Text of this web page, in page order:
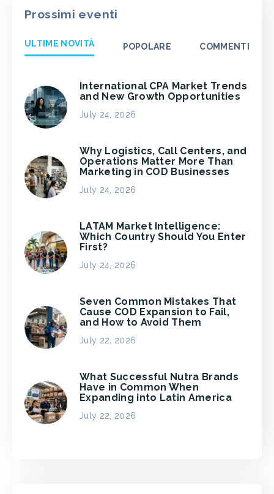
Prossimi eventi
ULTIME NOVITÀ POPOLARE COMMENTI
International CPA Market Trends
and New Growth Opportunities
July 24, 2026
Why Logistics, Call Centers, and
Operations Matter More Than
Marketing in COD Businesses
July 24, 2026
LATAM Market Intelligence:
Which Country Should You Enter
First?
July 24, 2026
Seven Common Mistakes That
Cause COD Expansion to Fail,
and How to Avoid Them
July 22, 2026
What Successful Nutra Brands
Have in Common When
Expanding into Latin America
July 22, 2026